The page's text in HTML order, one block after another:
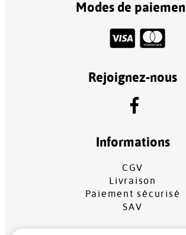
Modes de
Rejoignez-nous
Informations
CGV
Livraison
Paiement sécurisé
SAV